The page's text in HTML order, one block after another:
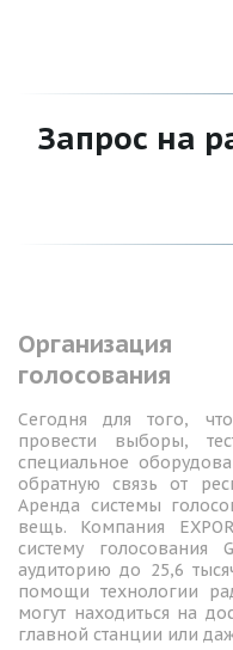
Запрос на
голосования
Сегодня для того,
провести выборы,
специальное
обратную связь от
Аренда системы
вещь. Компания
систему голосования
аудиторию до 25,6
помощи технологии
могут находиться на
главной станции или